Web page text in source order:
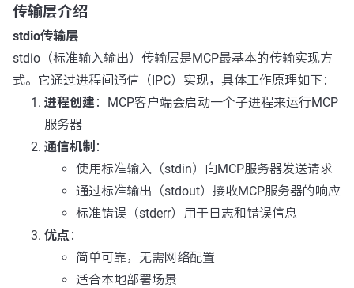
传输层介绍
stdio传输层
stdio（标准输入输出）传输层是MCP最基本的传输实现方
式。它通过进程间通信（IPC）实现，具体工作原理如下：
进程创建 ：MCP客户端会启动一个子进程来运行MCP
服务器
通信机制 ：
使用标准输入（stdin）向MCP服务器发送请求
通过标准输出（stdout）接收MCP服务器的响应
标准错误（stderr）用于日志和错误信息
优点 ：
简单可靠，无需网络配置
适合本地部署场景